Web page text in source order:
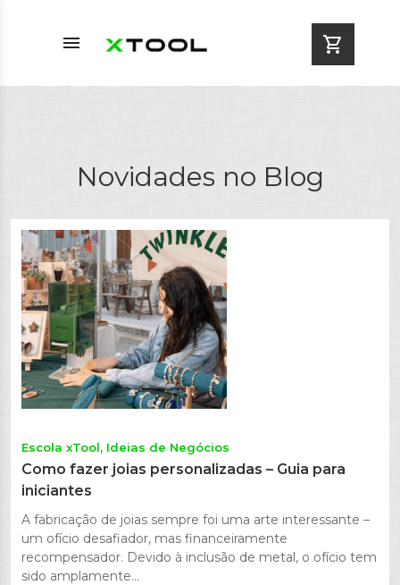
menu shopping_cart
Novidades no Blog
Escola xTool Ideias de Negócios
Como fazer joias personalizadas – Guia para
iniciantes
A fabricação de joias sempre foi uma arte interessante –
um ofício desafiador, mas financeiramente
recompensador. Devido à inclusão de metal, o ofício tem
sido amplamente...